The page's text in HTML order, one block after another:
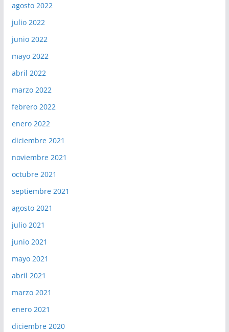
agosto 2022
julio 2022
junio 2022
mayo 2022
abril 2022
marzo 2022
febrero 2022
enero 2022
diciembre 2021
noviembre 2021
octubre 2021
septiembre 2021
agosto 2021
julio 2021
junio 2021
mayo 2021
abril 2021
marzo 2021
enero 2021
diciembre 2020